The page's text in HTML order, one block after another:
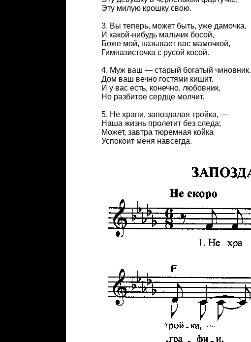
Эту милую крошку свою.
3. Вы теперь, может быть, уже дамочка,
И какой-нибудь мальчик босой,
Боже мой, называет вас мамочкой,
Гимназисточка с русой косой.
4. Муж ваш — старый богатый чиновник.
Дом ваш вечно гостями кишит.
И у вас есть, конечно, любовник,
Но разбитое сердце молчит.
5. Не храпи, запоздалая тройка, —
Наша жизнь пролетит без следа;
Может, завтра тюремная койка
Успокоит меня навсегда.